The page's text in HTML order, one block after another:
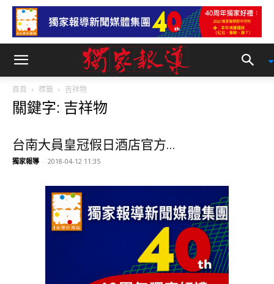
首頁 標籤 吉祥物
關鍵字: 吉祥物
台南大員皇冠假日酒店官方...
獨家報導 - 2018-04-12 11:35